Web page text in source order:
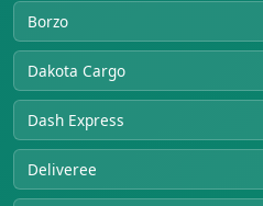
Borzo
Dakota Cargo
Dash Express
Deliveree